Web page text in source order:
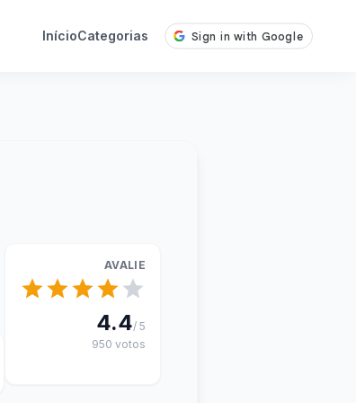
InícioCategorias
AVALIE
4.4/ 5
950 votos